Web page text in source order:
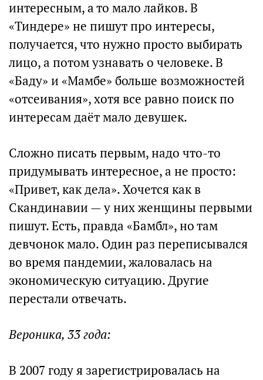
интересным, а то мало лайков. В
«Тиндере» не пишут про интересы,
получается, что нужно просто выбирать
лицо, а потом узнавать о человеке. В
«Баду» и «Мамбе» больше возможностей
«отсеивания», хотя все равно поиск по
интересам даёт мало девушек.
Сложно писать первым, надо что-то
придумывать интересное, а не просто:
«Привет, как дела». Хочется как в
Скандинавии — у них женщины первыми
пишут. Есть, правда «Бамбл», но там
девчонок мало. Один раз переписывался
во время пандемии, жаловалась на
экономическую ситуацию. Другие
перестали отвечать.
Вероника, 33 года:
В 2007 году я зарегистрировалась на